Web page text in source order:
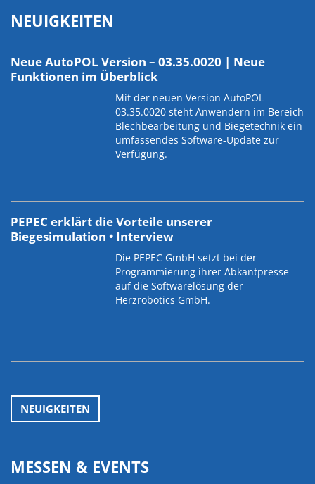
NEUIGKEITEN
Neue AutoPOL Version – 03.35.0020 | Neue
Funktionen im Überblick
Mit der neuen Version AutoPOL
03.35.0020 steht Anwendern im Bereich
Blechbearbeitung und Biegetechnik ein
umfassendes Software-Update zur
Verfügung.
PEPEC erklärt die Vorteile unserer
Biegesimulation • Interview
Die PEPEC GmbH setzt bei der
Programmierung ihrer Abkantpresse
auf die Softwarelösung der
Herzrobotics GmbH.
NEUIGKEITEN
MESSEN & EVENTS